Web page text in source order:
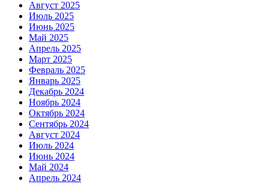
Август 2025
Июль 2025
Июнь 2025
Май 2025
Апрель 2025
Март 2025
Февраль 2025
Январь 2025
Декабрь 2024
Ноябрь 2024
Октябрь 2024
Сентябрь 2024
Август 2024
Июль 2024
Июнь 2024
Май 2024
Апрель 2024